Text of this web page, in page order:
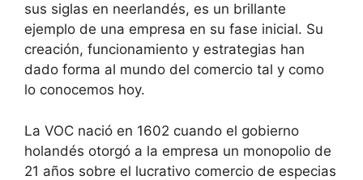
sus siglas en neerlandés, es un brillante
ejemplo de una empresa en su fase inicial. Su
creación, funcionamiento y estrategias han
dado forma al mundo del comercio tal y como
lo conocemos hoy.
La VOC nació en 1602 cuando el gobierno
holandés otorgó a la empresa un monopolio de
21 años sobre el lucrativo comercio de especias